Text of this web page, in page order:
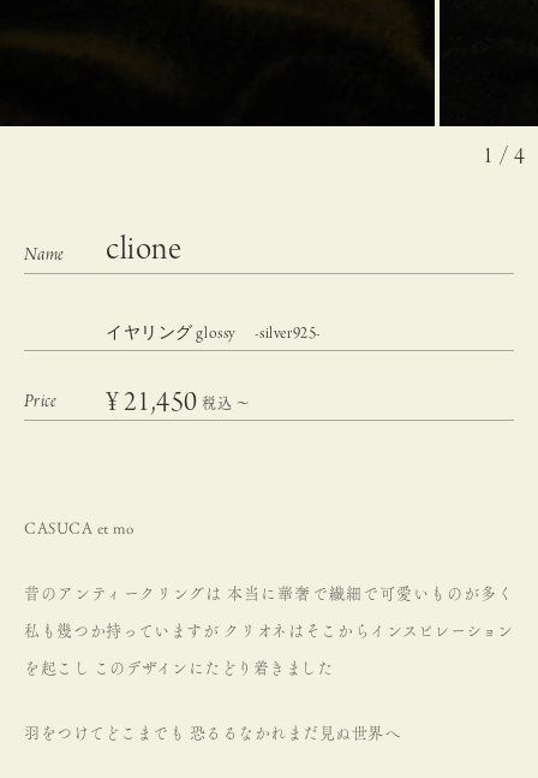
1 / 4
clione
イヤリング glossy -silver925-
¥21,450 税込 〜
CASUCA et mo
昔のアンティークリングは 本当に華奢で繊細で可愛いものが多く
私も幾つか持っていますが クリオネはそこからインスピレーション
を起こし このデザインにたどり着きました
羽をつけてどこまでも 恐るるなかれまだ見ぬ世界へ